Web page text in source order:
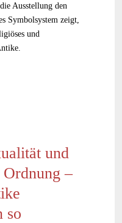
Ausstellung den
Symbolsystem zeigt,
und
und
–
so